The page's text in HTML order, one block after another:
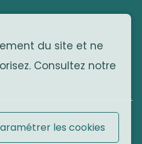
du site et ne
Consultez notre
les cookies
... byOrganica